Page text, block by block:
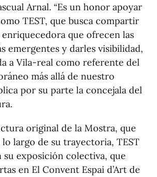
Arnal. “Es un honor apoyar
TEST, que busca compartir
que ofrecen las
emergentes y darles visibilidad,
a Vila-real como referente del
más allá de nuestro
por su parte la concejala del
original de la Mostra, que
lo largo de su trayectoria, TEST
su exposición colectiva, que
en El Convent Espai d’Art de